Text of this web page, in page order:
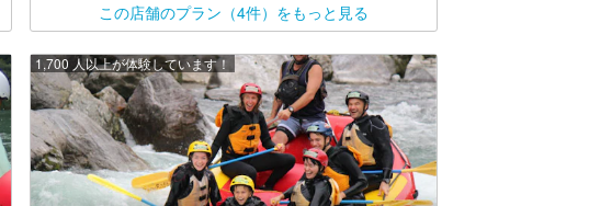
この店舗のプラン（4件）をもっと見る
1,700 人以上が体験しています！